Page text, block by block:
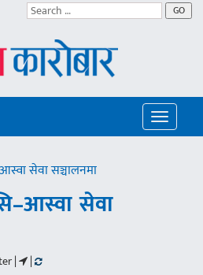
GO
Toggle
सेवा सञ्चालनमा
सेवा
| |